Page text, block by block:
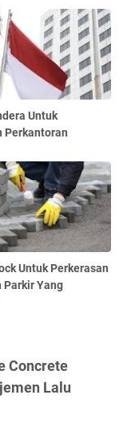
Untuk
Perkantoran
Untuk Perkerasan
Parkir Yang
Concrete
Lalu